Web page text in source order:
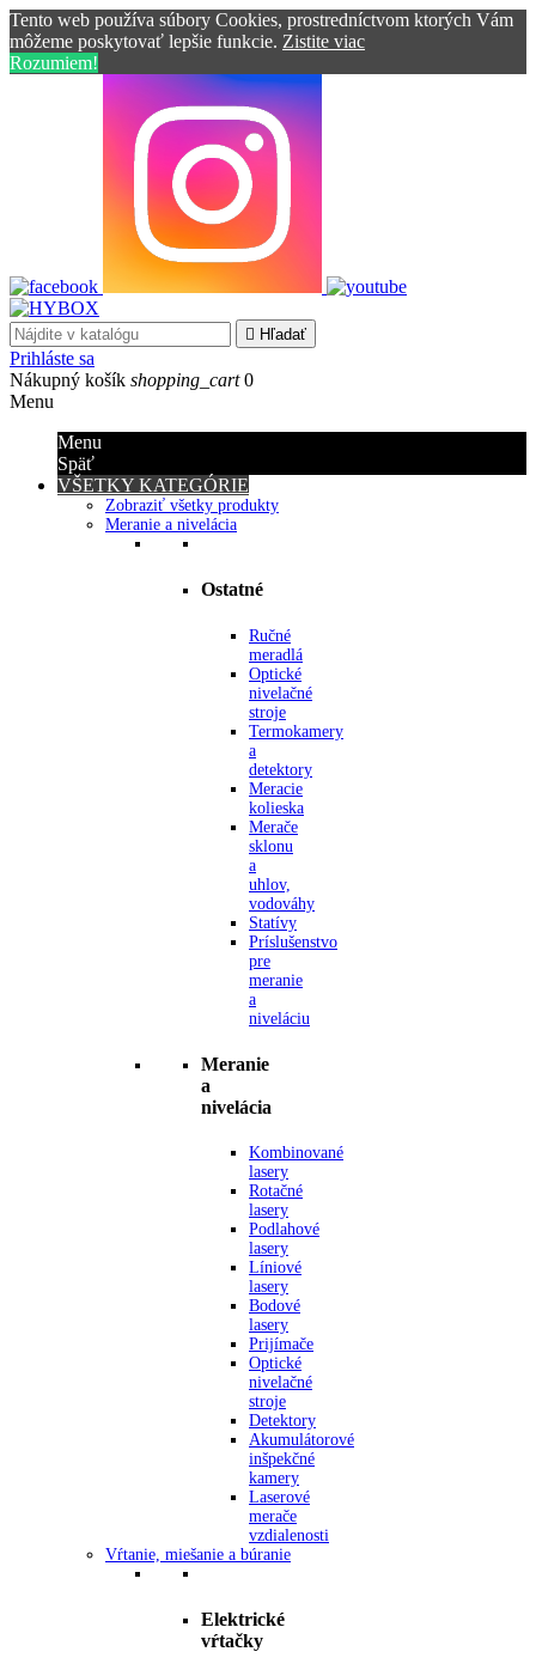
Tento web používa súbory Cookies, prostredníctvom ktorých Vám
môžeme poskytovať lepšie funkcie. Zistite viac
Rozumiem!
 Hľadať
Prihláste sa
Nákupný košík shopping_cart 0
Menu
Menu
Späť
VŠETKY KATEGÓRIE
Zobraziť všetky produkty
Meranie a nivelácia
Ostatné
Ručné
meradlá
Optické
nivelačné
stroje
Termokamery
a
detektory
Meracie
kolieska
Merače
sklonu
a
uhlov,
vodováhy
Statívy
Príslušenstvo
pre
meranie
a
niveláciu
Meranie
a
nivelácia
Kombinované
lasery
Rotačné
lasery
Podlahové
lasery
Líniové
lasery
Bodové
lasery
Prijímače
Optické
nivelačné
stroje
Detektory
Akumulátorové
inšpekčné
kamery
Laserové
merače
vzdialenosti
Vŕtanie, miešanie a búranie
Elektrické
vŕtačky